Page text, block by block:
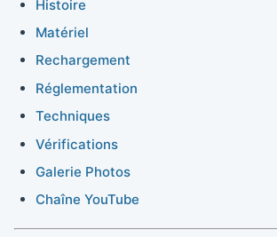
Histoire
Matériel
Rechargement
Réglementation
Techniques
Vérifications
Galerie Photos
Chaîne YouTube